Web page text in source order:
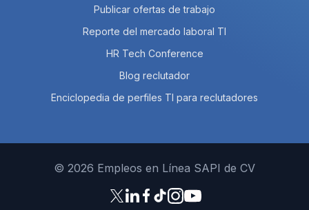
Publicar ofertas de trabajo
Reporte del mercado laboral TI
HR Tech Conference
Blog reclutador
Enciclopedia de perfiles TI para reclutadores
© 2026 Empleos en Línea SAPI de CV